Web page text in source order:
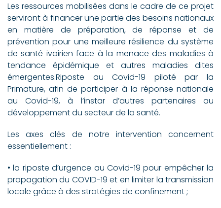
Les ressources mobilisées dans le cadre de ce projet
serviront à financer une partie des besoins nationaux
en matière de préparation, de réponse et de
prévention pour une meilleure résilience du système
de santé ivoirien face à la menace des maladies à
tendance épidémique et autres maladies dites
émergentes.Riposte au Covid-19 piloté par la
Primature, afin de participer à la réponse nationale
au Covid-19, à l’instar d’autres partenaires au
développement du secteur de la santé.
Les axes clés de notre intervention concernent
essentiellement :
• la riposte d’urgence au Covid-19 pour empêcher la
propagation du COVID-19 et en limiter la transmission
locale grâce à des stratégies de confinement ;